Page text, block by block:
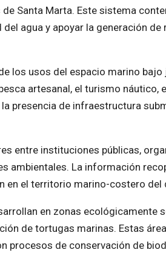
Santa Marta. Este sistema
agua y apoyar la generación de
los usos del espacio marino
artesanal, el turismo náutico,
presencia de infraestructura
entre instituciones públicas,
ambientales. La información
en el territorio marino-costero del
en zonas ecológicamente
de tortugas marinas. Estas
procesos de conservación de